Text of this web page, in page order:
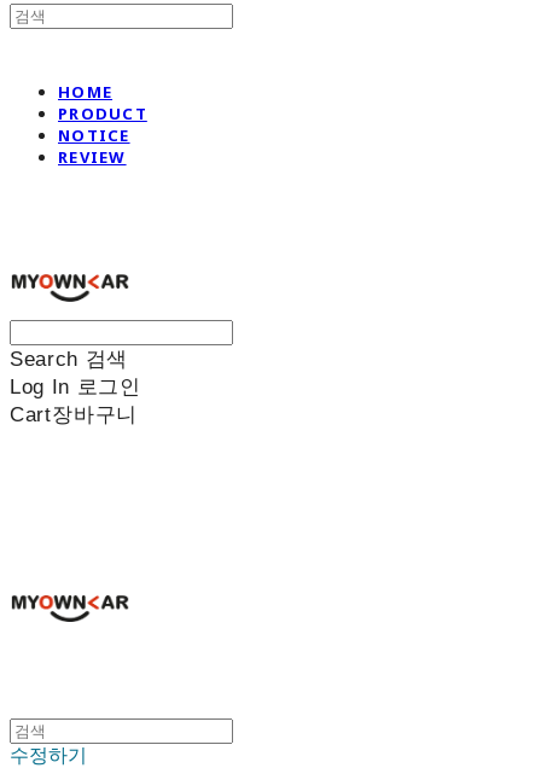
HOME
PRODUCT
NOTICE
REVIEW
Search 검색
Log In 로그인
Cart장바구니
수정하기